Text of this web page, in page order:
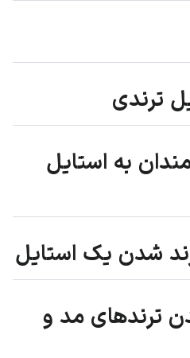
ترندی
به استایل
شدن یک استایل
ترندهای مد و